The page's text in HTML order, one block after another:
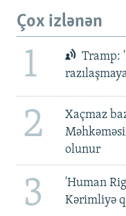
Çox izlənən
1
Tramp:
2
Xaçmaz
olunur
3
'Human
Kərimliyə